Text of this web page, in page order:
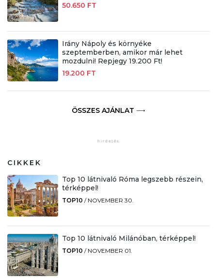
50.650 FT
Irány Nápoly és környéke
szeptemberben, amikor már lehet
mozdulni! Repjegy 19.200 Ft!
19.200 FT
ÖSSZES AJÁNLAT
CIKKEK
Top 10 látnivaló Róma legszebb részein,
térképpel!
TOP10 / NOVEMBER 30.
Top 10 látnivaló Milánóban, térképpel!
TOP10 / NOVEMBER 01.